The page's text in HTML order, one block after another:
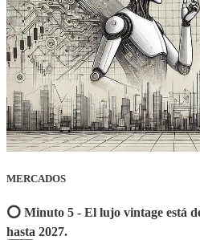
MERCADOS
⭕️ Minuto 5 - El lujo vintage está
hasta 2027.